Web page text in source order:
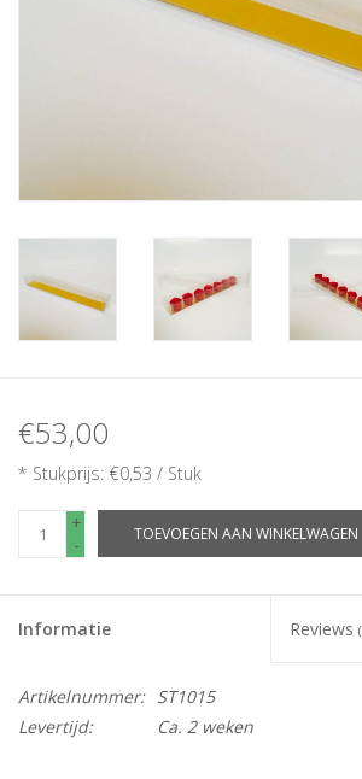
€53,00
* Stukprijs: €0,53 / Stuk
+
-
TOEVOEGEN AAN WINKELWAGEN
Informatie Reviews
Artikelnummer: ST1015
Levertijd:
Ca. 2 weken